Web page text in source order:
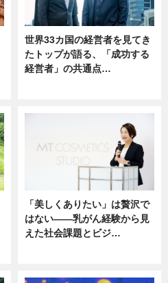
世界33カ国の経営者を見てき
たトップが語る、「成功する
経営者」の共通点…
「美しくありたい」は贅沢で
はない――乳がん経験から見
えた社会課題とビジ…